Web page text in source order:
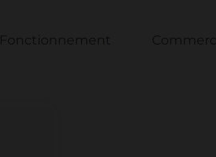
Fonctionnement